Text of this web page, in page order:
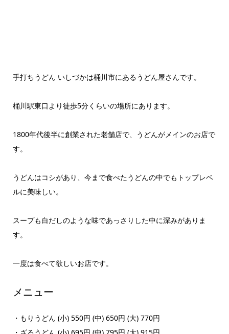
手打ちうどん いしづかは桶川市にあるうどん屋さんです。
桶川駅東口より徒歩5分くらいの場所にあります。
1800年代後半に創業された老舗店で、うどんがメインのお店で
す。
うどんはコシがあり、今まで食べたうどんの中でもトップレベ
ルに美味しい。
スープも白だしのような味であっさりした中に深みがありま
す。
一度は食べて欲しいお店です。
メニュー
・もりうどん (小) 550円 (中) 650円 (大) 770円